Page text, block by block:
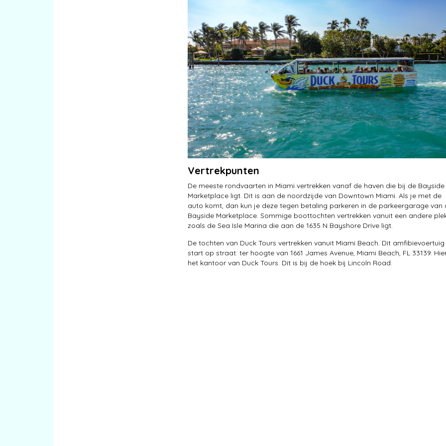
Vertrekpunten
De meeste rondvaarten in Miami vertrekken vanaf de haven die bij de Bayside
Marketplace ligt. Dit is aan de noordzijde van Downtown Miami. Als je met de
auto komt, dan kun je deze tegen betaling parkeren in de parkeergarage van
Bayside Marketplace. Sommige boottochten vertrekken vanuit een andere
zoals de Sea Isle Marina die aan de 1635 N Bayshore Drive ligt.
De tochten van Duck Tours vertrekken vanuit Miami Beach. Dit amfibievoertuig
start op straat: ter hoogte van 1661 James Avenue, Miami Beach, FL 33139.
het kantoor van Duck Tours. Dit is bij de hoek bij Lincoln Road.